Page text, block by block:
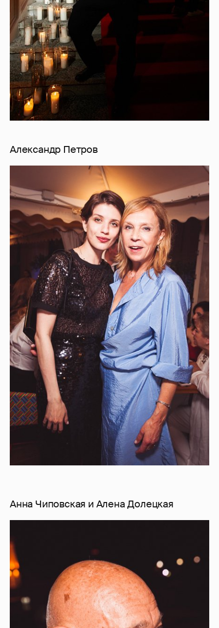
Александр Петров
Анна Чиповская и Алена Долецкая